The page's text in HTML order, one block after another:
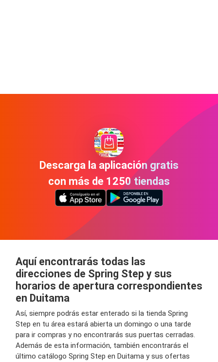
Descarga la aplicación gratis
con más de 1250 tiendas
Aquí encontrarás todas las
direcciones de Spring Step y sus
horarios de apertura correspondientes
en Duitama
Así, siempre podrás estar enterado si la tienda Spring
Step en tu área estará abierta un domingo o una tarde
para ir compras y no encontrarás sus puertas cerradas.
Además de esta información, también encontrarás el
último catálogo Spring Step en Duitama y sus ofertas